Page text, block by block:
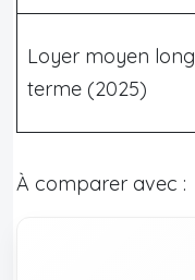
Loyer moyen long
terme (2025)
À comparer avec :